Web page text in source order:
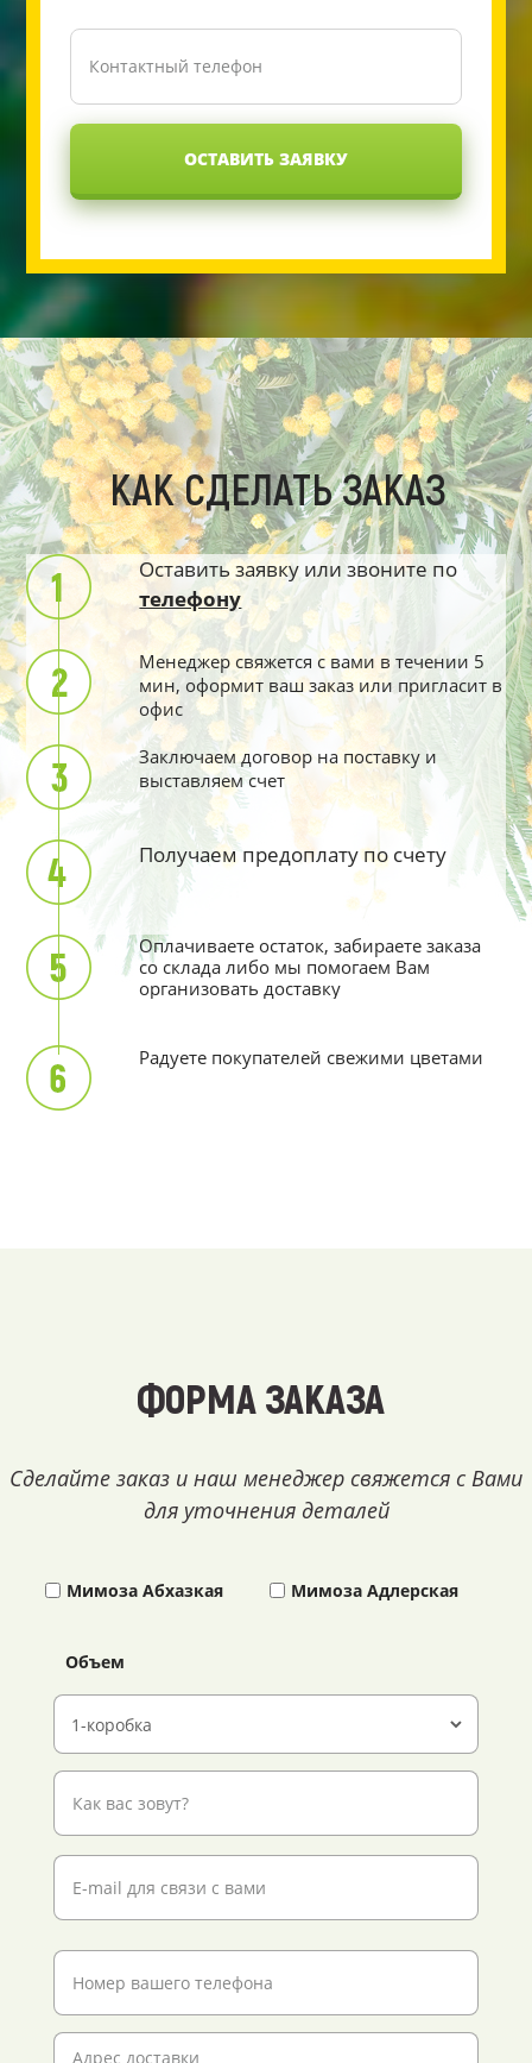
ОСТАВИТЬ ЗАЯВКУ
КАК СДЕЛАТЬ ЗАКАЗ
Оставить заявку или звоните по
телефону
Менеджер свяжется с вами в течении 5
мин, оформит ваш заказ или пригласит в
офис
Заключаем договор на поставку и
выставляем счет
Получаем предоплату по счету
Оплачиваете остаток, забираете заказа
со склада либо мы помогаем Вам
организовать доставку
Радуете покупателей свежими цветами
ФОРМА ЗАКАЗА
Сделайте заказ и наш менеджер свяжется с Вами
для уточнения деталей
Мимоза Абхазкая Мимоза Адлерская
Объем